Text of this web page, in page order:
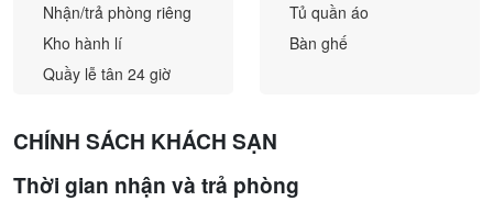
Tiện Nghi Nổi Bật
VNAHOMES Aparthotel mang đến hệ thống trang thiết bị,
nghỉ ngơi và sinh hoạt của du khách:
WiFi tốc độ cao miễn phí toàn khách sạn
Nhận/trả phòng riêng
Kho hành lí
Quầy lễ tân 24 giờ
Tủ quần áo
Bàn ghế
CHÍNH SÁCH KHÁCH SẠN
Thời gian nhận và trả phòng